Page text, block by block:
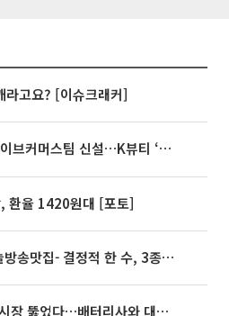
라고요? [이슈크래커]
신설…K뷰티 ‘글로벌 판매망’ 확대[K뷰티 라방戰]
환율 1420원대 [포토]
'2TV 생생정보' 오늘방송맛집- 결정적 한 수, 3종 메밀면! 메밀 소바 맛집 '의○○○○'
포스코퓨처엠, LFP 시장 뚫었다…배터리사와 대규모 장기 공급 합의